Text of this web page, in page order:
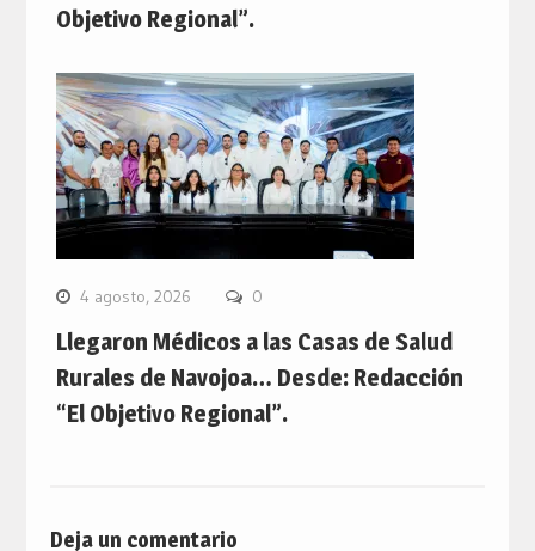
Objetivo Regional”.
4 agosto, 2026 0
Llegaron Médicos a las Casas de Salud
Rurales de Navojoa… Desde: Redacción
“El Objetivo Regional”.
Deja un comentario